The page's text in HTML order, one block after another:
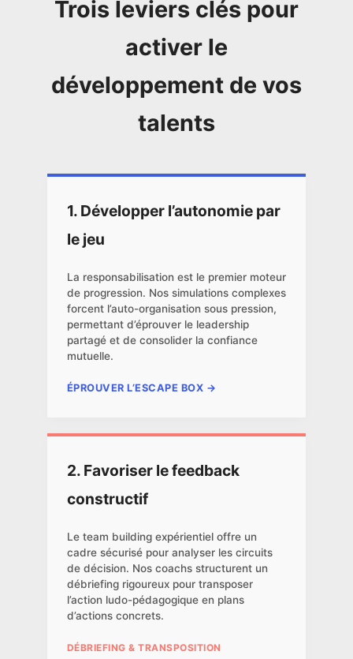
Trois leviers clés pour
activer le
développement de vos
talents
1. Développer l’autonomie par
le jeu
La responsabilisation est le premier moteur
de progression. Nos simulations complexes
forcent l’auto-organisation sous pression,
permettant d’éprouver le leadership
partagé et de consolider la confiance
mutuelle.
ÉPROUVER L’ESCAPE BOX →
2. Favoriser le feedback
constructif
Le team building expérientiel offre un
cadre sécurisé pour analyser les circuits
de décision. Nos coachs structurent un
débriefing rigoureux pour transposer
l’action ludo-pédagogique en plans
d’actions concrets.
DÉBRIEFING & TRANSPOSITION